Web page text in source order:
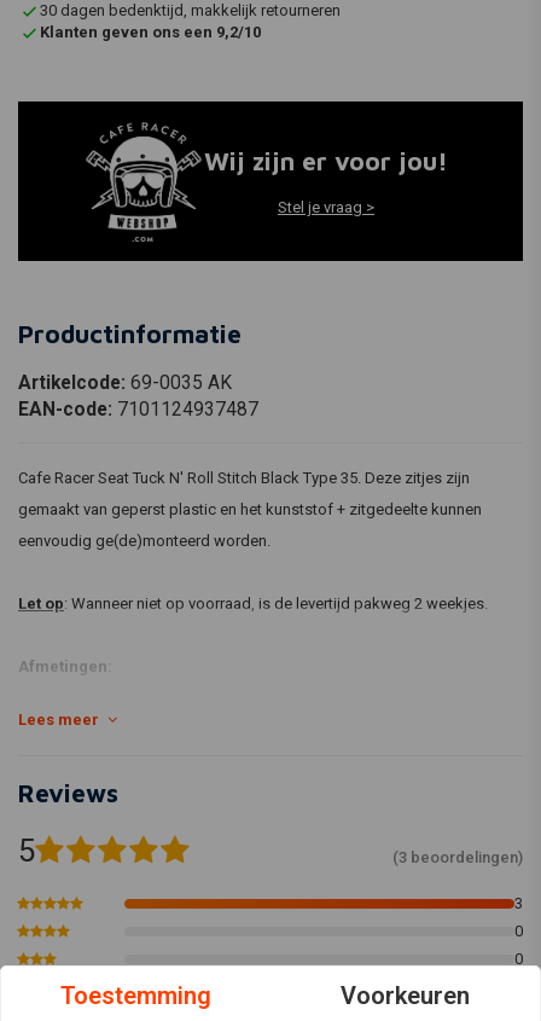
30 dagen bedenktijd, makkelijk retourneren
Klanten geven ons een 9,2/10
Wij zijn er voor jou!
Stel je vraag >
Productinformatie
Artikelcode: 69-0035 AK
EAN-code: 7101124937487
Cafe Racer Seat Tuck N' Roll Stitch Black Type 35. Deze zitjes zijn
gemaakt van geperst plastic en het kunststof + zitgedeelte kunnen
eenvoudig ge(de)monteerd worden.
Let op: Wanneer niet op voorraad, is de levertijd pakweg 2 weekjes.
Afmetingen:
Lengte Zitting: ca 330mm
Lengte Bump: ca 270mm
Totale lengte: ca 600mm
Lees meer
Reviews
5 (3 beoordelingen)
3
0
0
Toestemming Voorkeuren